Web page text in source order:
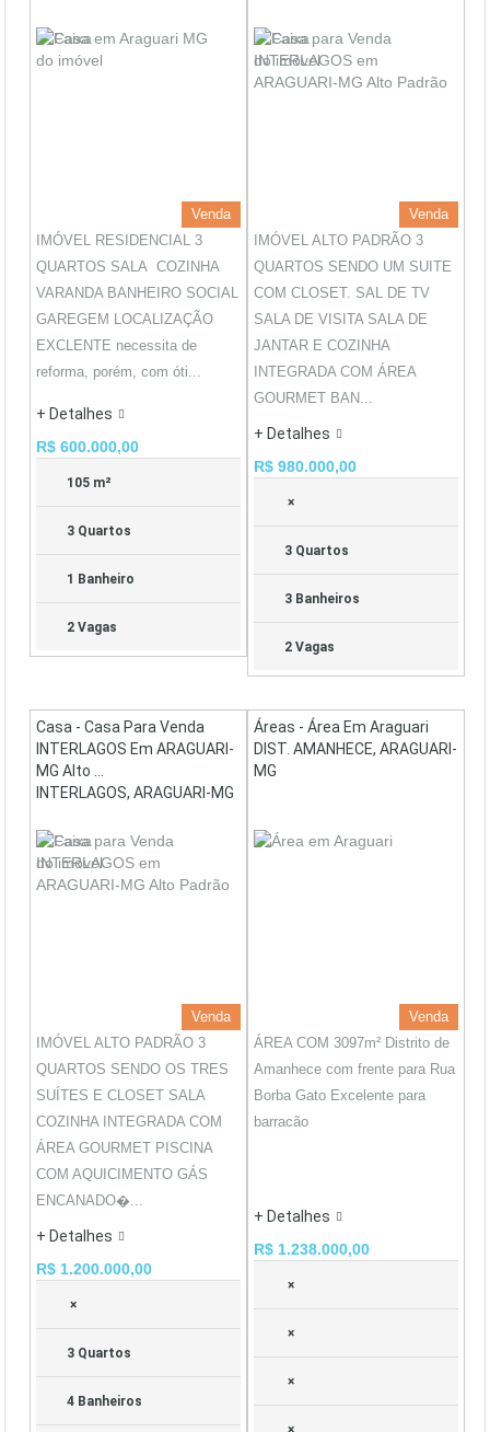
Venda
IMÓVEL RESIDENCIAL 3
QUARTOS SALA COZINHA
VARANDA BANHEIRO SOCIAL
GAREGEM LOCALIZAÇÃO
EXCLENTE necessita de
reforma, porém, com óti...
+ Detalhes
R$ 600.000,00
105 m²
3 Quartos
1 Banheiro
2 Vagas
Venda
IMÓVEL ALTO PADRÃO 3
QUARTOS SENDO UM SUITE
COM CLOSET. SAL DE TV
SALA DE VISITA SALA DE
JANTAR E COZINHA
INTEGRADA COM ÁREA
GOURMET BAN...
+ Detalhes
R$ 980.000,00
×
3 Quartos
3 Banheiros
2 Vagas
Casa - Casa Para Venda
INTERLAGOS Em ARAGUARI-
MG Alto ...
INTERLAGOS, ARAGUARI-MG
Venda
IMÓVEL ALTO PADRÃO 3
QUARTOS SENDO OS TRES
SUÍTES E CLOSET SALA
COZINHA INTEGRADA COM
ÁREA GOURMET PISCINA
COM AQUICIMENTO GÁS
ENCANADO�...
+ Detalhes
R$ 1.200.000,00
×
3 Quartos
4 Banheiros
Áreas - Área Em Araguari
DIST. AMANHECE, ARAGUARI-
MG
Venda
ÁREA COM 3097m² Distrito de
Amanhece com frente para Rua
Borba Gato Excelente para
barracão
+ Detalhes
R$ 1.238.000,00
×
×
×